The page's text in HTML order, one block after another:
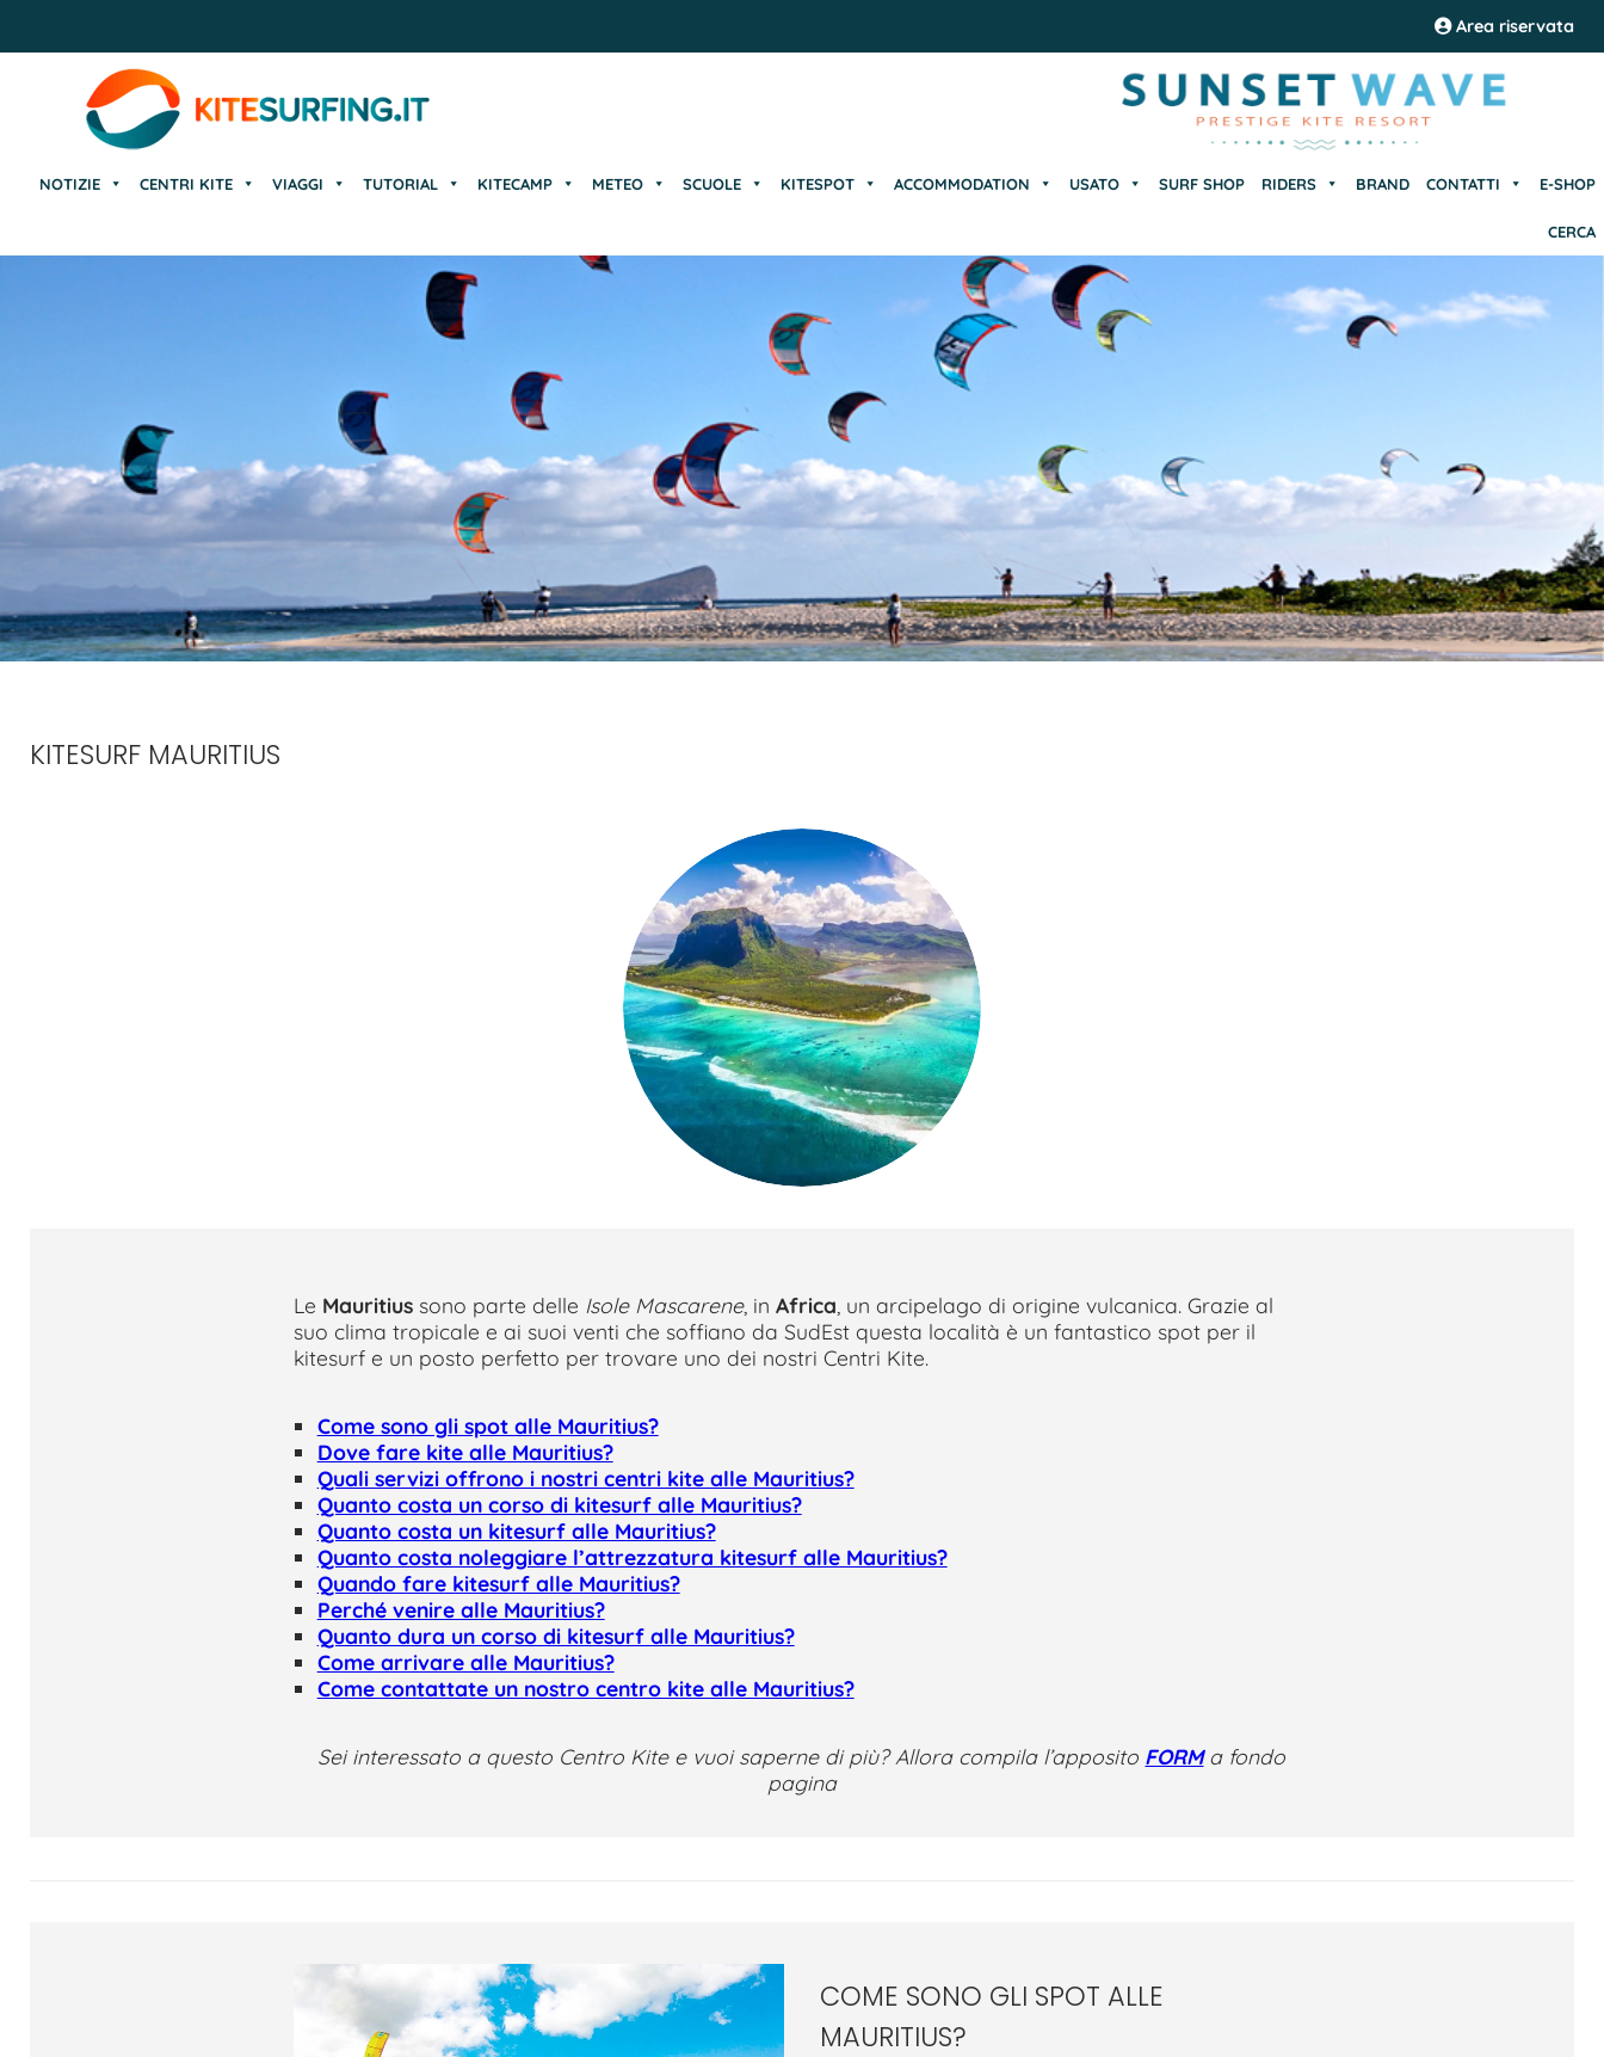
Area riservata
NOTIZIE CENTRI KITE VIAGGI TUTORIAL KITECAMP METEO SCUOLE KITESPOT ACCOMMODATION USATO SURF SHOP RIDERS BRAND CONTATTI E-SHOP
CERCA
KITESURF MAURITIUS
Le Mauritiussono parte delle Isole Mascarene, in Africa , un arcipelago di origine vulcanica. Grazie al
suo clima tropicale e ai suoi venti che soffiano da SudEst questa località è un fantastico spot per il
kitesurf e un posto perfetto per trovare uno dei nostri Centri Kite.
Come sono gli spot alle Mauritius?
Dove fare kite alle Mauritius?
Quali servizi offrono i nostri centri kite alle Mauritius?
Quanto costa un corso di kitesurf alle Mauritius?
Quanto costa un kitesurf alle Mauritius?
Quanto costa noleggiare l’attrezzatura kitesurf alle Mauritius?
Quando fare kitesurf alle Mauritius?
Perché venire alle Mauritius?
Quanto dura un corso di kitesurf alle Mauritius?
Come arrivare alle Mauritius?
Come contattate un nostro centro kite alle Mauritius?
Sei interessato a questo Centro Kite e vuoi saperne di più? Allora compila l’apposito FORMa fondo
pagina
COME SONO GLI SPOT ALLE
MAURITIUS?